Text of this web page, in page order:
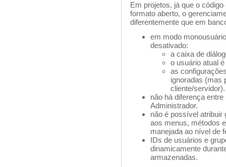
Em projetos, já que o
formato aberto, o
diferentemente que em
em modo
desativado:
a caixa de
o usuário atual
as
ignoradas (mas
cliente/servidor).
não há diferença
Administrador.
não é possível atribuir
aos menus, métodos
manejada ao nível de
IDs de usuários e
dinamicamente
armazenadas.